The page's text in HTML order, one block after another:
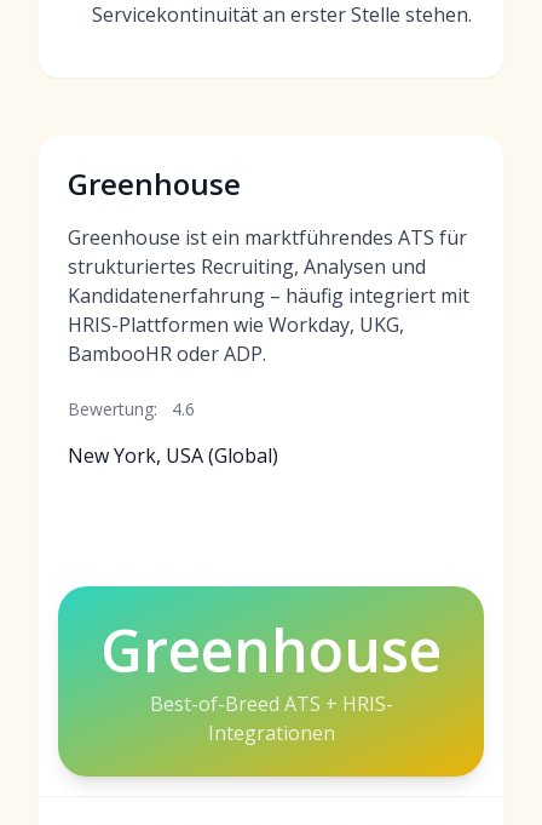
Servicekontinuität an erster Stelle stehen.
Greenhouse
Greenhouse ist ein marktführendes ATS für
strukturiertes Recruiting, Analysen und
Kandidatenerfahrung – häufig integriert mit
HRIS-Plattformen wie Workday, UKG,
BambooHR oder ADP.
Bewertung: 4.6
New York, USA (Global)
Greenhouse
Best-of-Breed ATS + HRIS-
Integrationen